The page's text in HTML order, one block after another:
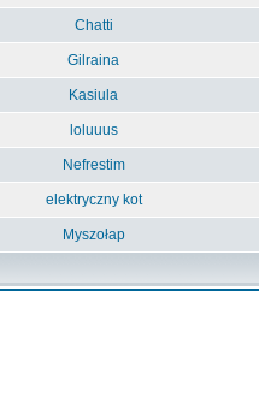
Chatti
Gilraina
Kasiula
loluuus
Nefrestim
elektryczny kot
Myszołap